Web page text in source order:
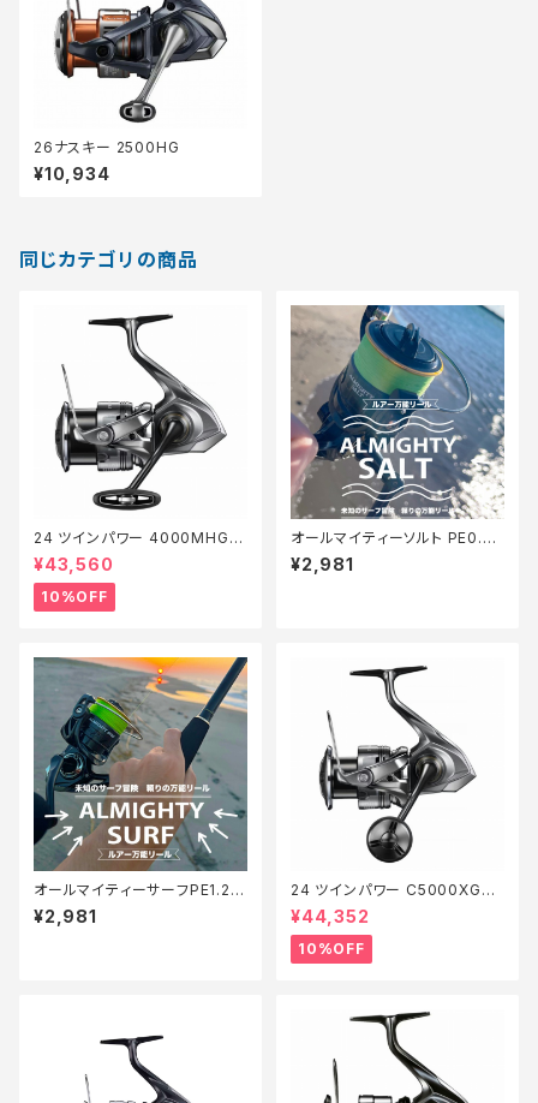
26ナスキー 2500HG
¥10,934
同じカテゴリの商品
24 ツインパワー 4000MHG
【継続セール_リール】【10】
¥43,560
10%OFF
オールマイティーソルト PE0.8
号150m Tオリ
¥2,981
オールマイティーサーフPE1.2 2
00m【Tオリ】
¥2,981
24 ツインパワー C5000XG
【継続セール_リール】【10】
¥44,352
10%OFF